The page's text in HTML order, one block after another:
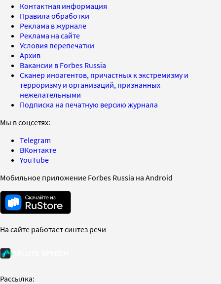
Контактная информация
Правила обработки
Реклама в журнале
Реклама на сайте
Условия перепечатки
Архив
Вакансии в Forbes Russia
Сканер иноагентов, причастных к экстремизму и
терроризму и организаций, признанных
нежелательными
Подписка на печатную версию журнала
Мы в соцсетях:
Telegram
ВКонтакте
YouTube
Мобильное приложение Forbes Russia на Android
На сайте работает синтез речи
Рассылка: